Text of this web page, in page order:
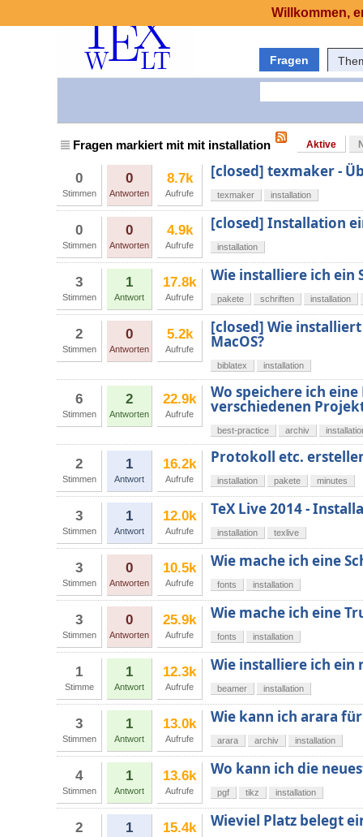
Fragen
Fragen markiert mit mit installation Aktive
0
Stimmen
0
Antworten
8.7k
Aufrufe
[closed] texmaker -
texmaker installation
0
Stimmen
0
Antworten
4.9k
Aufrufe
[closed] Installation
installation
3
Stimmen
1
Antwort
17.8k
Aufrufe
Wie installiere ich ein
pakete schriften installation
2
Stimmen
0
Antworten
5.2k
Aufrufe
[closed] Wie
MacOS?
biblatex installation
6
Stimmen
2
Antworten
22.9k
Aufrufe
Wo speichere ich
verschiedenen
best-practice archiv
2
Stimmen
1
Antwort
16.2k
Aufrufe
Protokoll etc.
installation pakete minutes
3
Stimmen
1
Antwort
12.0k
Aufrufe
TeX Live 2014 -
installation texlive
3
Stimmen
0
Antworten
10.5k
Aufrufe
Wie mache ich eine
fonts installation
3
Stimmen
0
Antworten
25.9k
Aufrufe
Wie mache ich eine
fonts installation
1
Stimme
1
Antwort
12.3k
Aufrufe
Wie installiere ich ein
beamer installation
3
Stimmen
1
Antwort
13.0k
Aufrufe
Wie kann ich arara
arara archiv installation
4
Stimmen
1
Antwort
13.6k
Aufrufe
Wo kann ich die
pgf tikz installation
2 1 15.4k Wieviel Platz belegt
Willkommen,